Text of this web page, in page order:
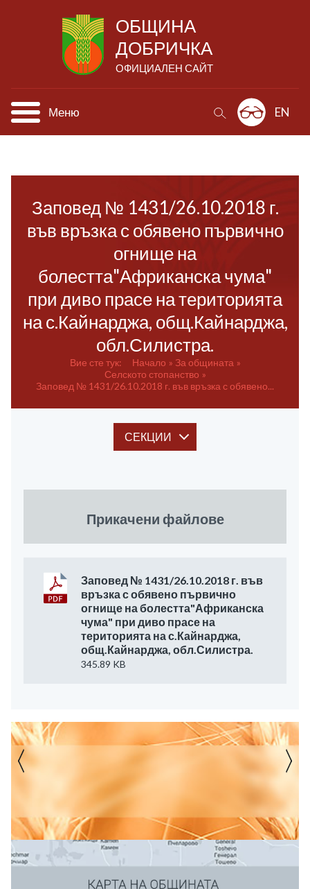
ОБЩИНА
ДОБРИЧКА
ОФИЦИАЛЕН САЙТ
Меню EN
Заповед № 1431/26.10.2018 г.
във връзка с обявено първично
огнище на
болестта"Африканска чума"
при диво прасе на територията
на с.Кайнарджа, общ.Кайнарджа,
обл.Силистра.
Вие сте тук: Начало
За общината
Селското стопанство
Заповед № 1431/26.10.2018 г. във връзка с обявено...
СЕКЦИИ
Прикачени файлове
Заповед № 1431/26.10.2018 г. във
връзка с обявено първично
огнище на болестта"Африканска
чума" при диво прасе на
територията на с.Кайнарджа,
общ.Кайнарджа, обл.Силистра.
345.89 KB